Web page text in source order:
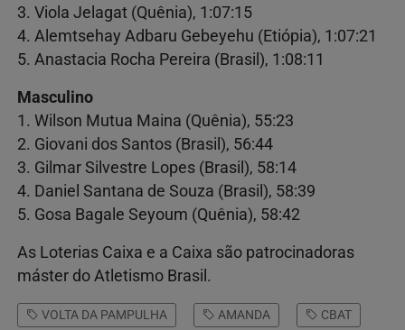
3. Viola Jelagat (Quênia), 1:07:15
4. Alemtsehay Adbaru Gebeyehu (Etiópia), 1:07:21
5. Anastacia Rocha Pereira (Brasil), 1:08:11
Masculino
1. Wilson Mutua Maina (Quênia), 55:23
2. Giovani dos Santos (Brasil), 56:44
3. Gilmar Silvestre Lopes (Brasil), 58:14
4. Daniel Santana de Souza (Brasil), 58:39
5. Gosa Bagale Seyoum (Quênia), 58:42
As Loterias Caixa e a Caixa são patrocinadoras
máster do Atletismo Brasil.
VOLTA DA PAMPULHA AMANDA CBAT